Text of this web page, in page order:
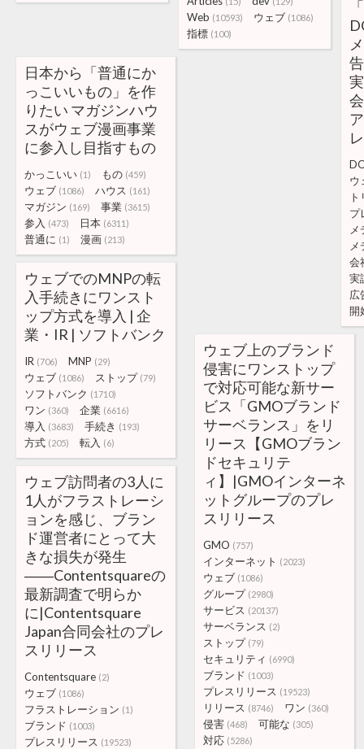
Web (10593) ウェブ (1086)
指標 (100)
ウ
プ
メ
会
実
広
開
日本から「普通にか
っこいいもの」を作
りたい マガジンハウ
スがウェブ漫画事業
に参入し目指すもの
かっこいい (1) もの (459)
ウェブ (1086) ハウス (161)
マガジン (169) 事業 (3615)
参入 (473) 日本 (6311)
普通に (1) 漫画 (213)
ウェブでのMNPの転
入手続きにワンスト
ップ方式を導入 | 企
業・IR | ソフトバンク
IR (706) MNP (29)
ウェブ (1086) ストップ (79)
ソフトバンク (1710)
ワン (360) 企業 (6616)
導入 (3683) 手続き (193)
方式 (205) 転入 (6)
ウェブ上のブランド
侵害にワンストップ
で対応可能な新サー
ビス「GMOブランド
サーベランス」をリ
リース【GMOブラン
ドセキュリテ
ィ】|GMOインターネ
ットグループのプレ
スリリース
GMO (757)
インターネット (2023)
ウェブ (1086)
グループ (2980)
サービス (20137)
サーベランス (2)
ストップ (79)
セキュリティ (6990)
ブランド (1003)
プレスリリース (19523)
リリース (8746) ワン (360)
侵害 (468) 可能な (305)
対応 (5286)
ウェブ訪問者の3人に
1人がフラストレーシ
ョンを感じ、ブラン
ド運営者にとって大
きな損失が発生
――Contentsquareの
最新調査で明らか
に|Contentsquare
Japan合同会社のプレ
スリリース
Contentsquare (2)
ウェブ (1086)
フラストレーション (1)
ブランド (1003)
プレスリリース (19523)